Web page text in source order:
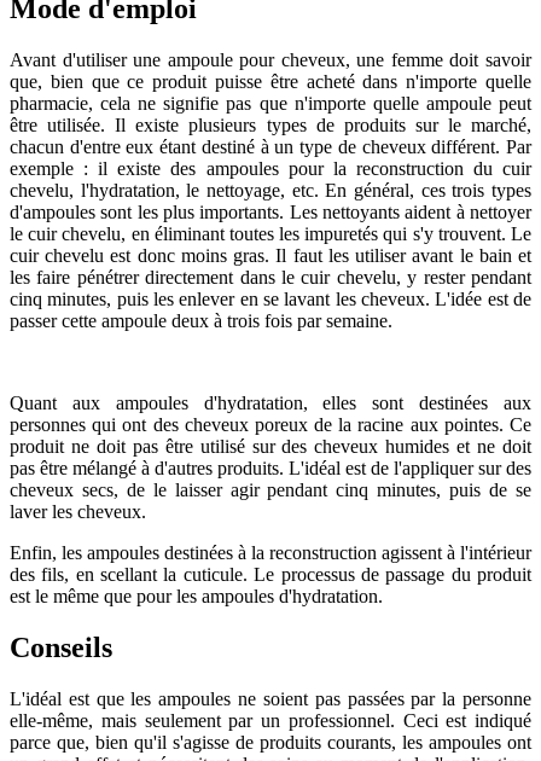
Mode d'emploi
Avant d'utiliser une ampoule pour cheveux, une femme doit savoir
que, bien que ce produit puisse être acheté dans n'importe quelle
pharmacie, cela ne signifie pas que n'importe quelle ampoule peut
être utilisée. Il existe plusieurs types de produits sur le marché,
chacun d'entre eux étant destiné à un type de cheveux différent. Par
exemple : il existe des ampoules pour la reconstruction du cuir
chevelu, l'hydratation, le nettoyage, etc. En général, ces trois types
d'ampoules sont les plus importants. Les nettoyants aident à nettoyer
le cuir chevelu, en éliminant toutes les impuretés qui s'y trouvent. Le
cuir chevelu est donc moins gras. Il faut les utiliser avant le bain et
les faire pénétrer directement dans le cuir chevelu, y rester pendant
cinq minutes, puis les enlever en se lavant les cheveux. L'idée est de
passer cette ampoule deux à trois fois par semaine.
Quant aux ampoules d'hydratation, elles sont destinées aux
personnes qui ont des cheveux poreux de la racine aux pointes. Ce
produit ne doit pas être utilisé sur des cheveux humides et ne doit
pas être mélangé à d'autres produits. L'idéal est de l'appliquer sur des
cheveux secs, de le laisser agir pendant cinq minutes, puis de se
laver les cheveux.
Enfin, les ampoules destinées à la reconstruction agissent à l'intérieur
des fils, en scellant la cuticule. Le processus de passage du produit
est le même que pour les ampoules d'hydratation.
Conseils
L'idéal est que les ampoules ne soient pas passées par la personne
elle-même, mais seulement par un professionnel. Ceci est indiqué
parce que, bien qu'il s'agisse de produits courants, les ampoules ont